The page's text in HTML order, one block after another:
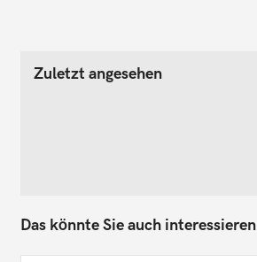
Zuletzt angesehen
Das könnte Sie auch interessieren